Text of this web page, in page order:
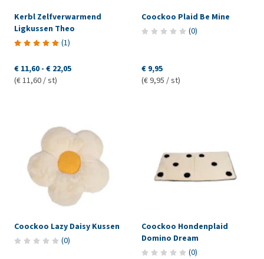
Kerbl Zelfverwarmend
Ligkussen Theo
(1)
€ 11,60 - € 22,05
(€ 11,60 / st)
Coockoo Plaid Be Mine
(0)
€ 9,95
(€ 9,95 / st)
Coockoo Lazy Daisy Kussen
(0)
Coockoo Hondenplaid
Domino Dream
(0)